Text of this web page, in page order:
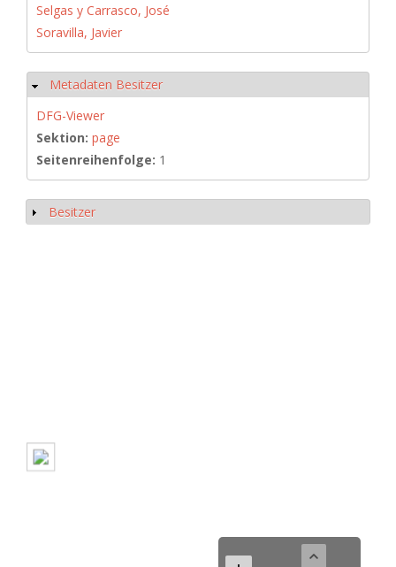
Selgas y Carrasco, José
Soravilla, Javier
Ausblenden
Metadaten Besitzer
DFG-Viewer
Sektion: page
Seitenreihenfolge: 1
Anzeigen
Besitzer